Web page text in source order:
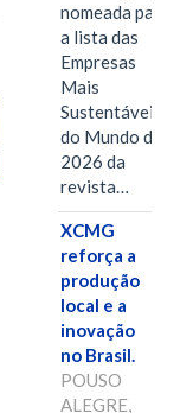
nomeada para
a lista das
Empresas
Mais
Sustentáveis
do Mundo de
2026 da
revista…
XCMG
reforça a
produção
local e a
inovação
no Brasil.
POUSO
ALEGRE,